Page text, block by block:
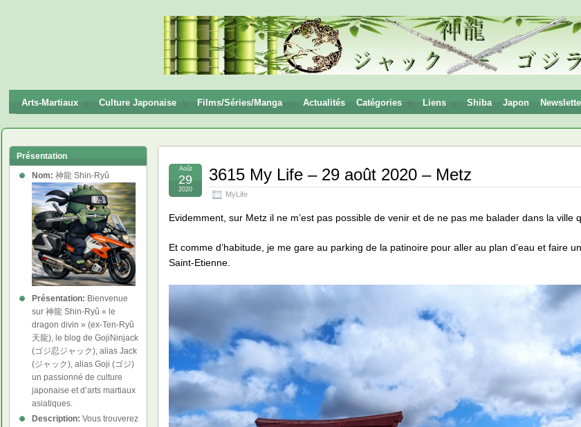
Ryū
Arts-Martiaux Culture Japonaise Films/Séries/Manga Actualités Catégories Liens Shiba Japon
3615 My Life – 29 août 2020 – Metz
MyLife
Août
29
2020
Evidemment, sur Metz il ne m’est pas possible de venir et de ne pas me balader dans la ville
Et comme d’habitude, je me gare au parking de la patinoire pour aller au plan d’eau et faire
Saint-Etienne.
Présentation
Nom: 神龍 Shin-Ryû
Présentation: Bienvenue
sur 神龍 Shin-Ryû « le
dragon divin » (ex-Ten-Ryû
天龍), le blog de GojiNinjack
(ゴジ忍ジャック), alias Jack
(ジャック), alias Goji (ゴジ)
un passionné de culture
japonaise et d’arts martiaux
asiatiques.
Description: Vous trouverez